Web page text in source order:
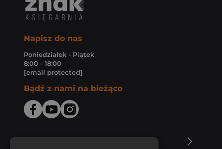
Napisz do nas
Poniedziałek - Piątek
8:00 - 18:00
[email protected]
Bądź z nami na bieżąco